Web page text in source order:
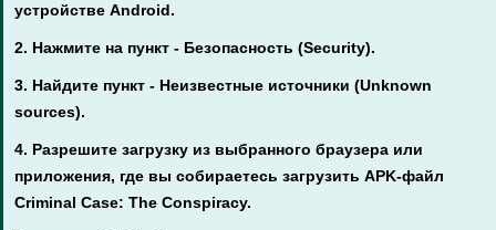
устройстве Android.
2. Нажмите на пункт - Безопасность (Security).
3. Найдите пункт - Неизвестные источники (Unknown
sources).
4. Разрешите загрузку из выбранного браузера или
приложения, где вы собираетесь загрузить APK-файл
Criminal Case: The Conspiracy.